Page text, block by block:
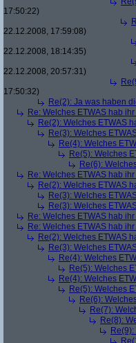
17:50:22)
22.12.2008, 17:59:08)
22.12.2008, 18:14:35)
22.12.2008, 20:57:31)
17:50:32)
Re(2): Ja was haben
Re: Welches ETWAS hab
Re(2): Welches ETWAS
Re(3): Welches
Re(4): Welches
Re(5): Welches
Re(6):
Re: Welches ETWAS hab
Re(2): Welches ETWAS
Re(3): Welches
Re(3): Welches
Re: Welches ETWAS hab
Re: Welches ETWAS hab
Re(2): Welches ETWAS
Re(3): Welches
Re(4): Welches
Re(5): Welches
Re(4): Welches
Re(5): Welches
Re(6):
Re(7):
Re(8):